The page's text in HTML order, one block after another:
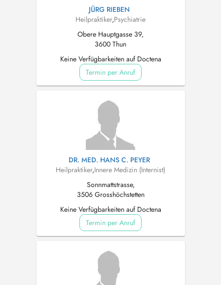
JÜRG RIEBEN
Heilpraktiker,Psychiatrie
Obere Hauptgasse 39,
3600 Thun
Keine Verfügbarkeiten auf Doctena
Termin per Anruf
DR. MED. HANS C. PEYER
Heilpraktiker,Innere Medizin (Internist)
Sonnmattstrasse,
3506 Grosshöchstetten
Keine Verfügbarkeiten auf Doctena
Termin per Anruf